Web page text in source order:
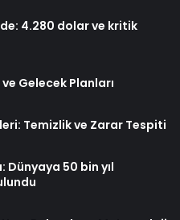
4.280 dolar ve kritik
Gelecek Planları
Temizlik ve Zarar Tespiti
Dünyaya 50 bin yıl